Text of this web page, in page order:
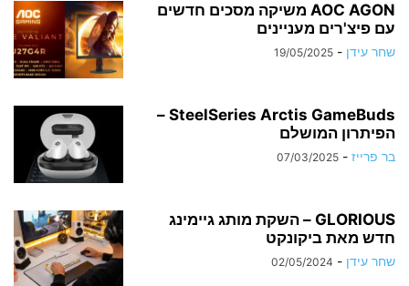
AOC AGON משיקה מסכים חדשים
עם פיצ'רים מעניינים
שחר עידן -
19/05/2025
SteelSeries Arctis GameBuds –
הפיתרון המושלם
בר פרייז -
07/03/2025
GLORIOUS – השקת מותג גיימינג
חדש מאת ביקונקט
שחר עידן -
02/05/2024